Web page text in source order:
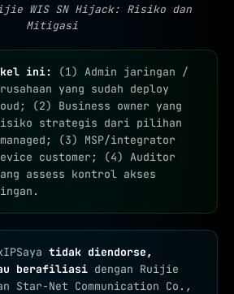
WIS SN Hijack: Risiko dan
Mitigasi
ini:
(1) Admin jaringan /
yang sudah deploy
(2) Business owner yang
risiko strategis dari pilihan
(3) MSP/integrator
customer; (4) Auditor
assess kontrol akses
tidak diendorse,
berafiliasi dengan Ruijie
Star-Net Communication Co.,